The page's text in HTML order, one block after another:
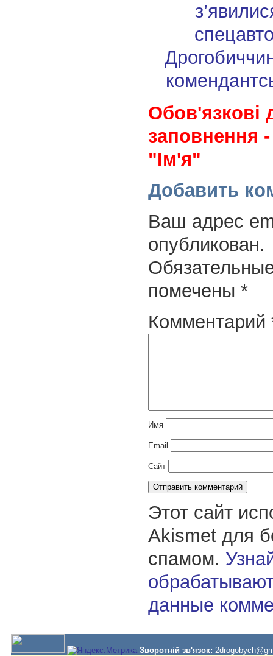
Обов'язкові
заповнення
"Ім'я"
Добавить
Ваш адрес
опубликован.
помечены *
Комментарий
Имя
Email
Сайт
Этот сайт
Akismet для
спамом.
данные
Зворотній зв'язок: